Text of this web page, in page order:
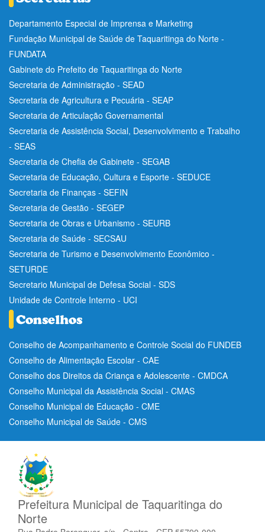
Departamento Especial de Imprensa e Marketing
Fundação Municipal de Saúde de Taquaritinga do Norte -
FUNDATA
Gabinete do Prefeito de Taquaritinga do Norte
Secretaria de Administração - SEAD
Secretaria de Agricultura e Pecuária - SEAP
Secretaria de Articulação Governamental
Secretaria de Assistência Social, Desenvolvimento e Trabalho
- SEAS
Secretaria de Chefia de Gabinete - SEGAB
Secretaria de Educação, Cultura e Esporte - SEDUCE
Secretaria de Finanças - SEFIN
Secretaria de Gestão - SEGEP
Secretaria de Obras e Urbanismo - SEURB
Secretaria de Saúde - SECSAU
Secretaria de Turismo e Desenvolvimento Econômico -
SETURDE
Secretario Municipal de Defesa Social - SDS
Unidade de Controle Interno - UCI
Conselho de Acompanhamento e Controle Social do FUNDEB
Conselho de Alimentação Escolar - CAE
Conselho dos Direitos da Criança e Adolescente - CMDCA
Conselho Municipal da Assistência Social - CMAS
Conselho Municipal de Educação - CME
Conselho Municipal de Saúde - CMS
Prefeitura Municipal de Taquaritinga do
Norte